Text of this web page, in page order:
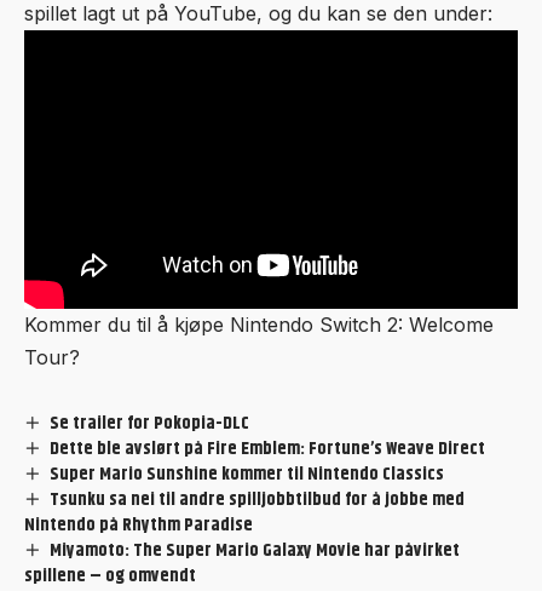
spillet lagt ut på YouTube, og du kan se den under:
Kommer du til å kjøpe Nintendo Switch 2: Welcome
Tour?
Se trailer for Pokopia-DLC
Dette ble avslørt på Fire Emblem: Fortune’s Weave Direct
Super Mario Sunshine kommer til Nintendo Classics
Tsunku sa nei til andre spilljobbtilbud for å jobbe med
Nintendo på Rhythm Paradise
Miyamoto: The Super Mario Galaxy Movie har påvirket
spillene – og omvendt